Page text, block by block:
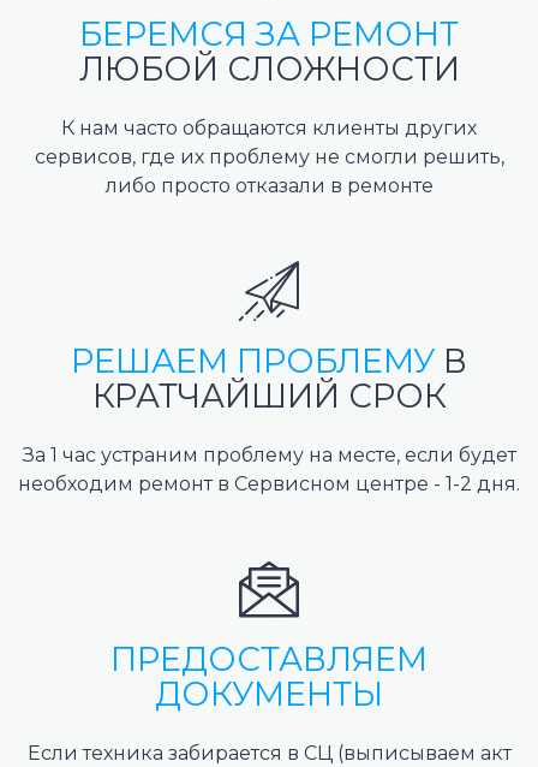
БЕРЕМСЯ ЗА РЕМОНТ
ЛЮБОЙ СЛОЖНОСТИ
К нам часто обращаются клиенты других
сервисов, где их проблему не смогли решить,
либо просто отказали в ремонте
РЕШАЕМ ПРОБЛЕМУ В
КРАТЧАЙШИЙ СРОК
За 1 час устраним проблему на месте, если будет
необходим ремонт в Сервисном центре - 1-2 дня.
ПРЕДОСТАВЛЯЕМ
ДОКУМЕНТЫ
Если техника забирается в СЦ (выписываем акт